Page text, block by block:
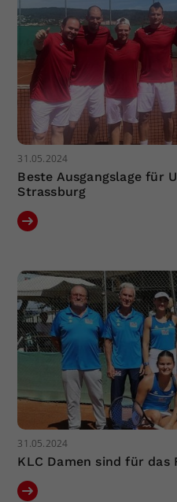
31.05.2024
Beste Ausgangslage für
Strassburg
31.05.2024
KLC Damen sind für